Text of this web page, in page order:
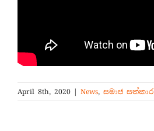
April 8th, 2020 | News, සමාජ සත්කාර